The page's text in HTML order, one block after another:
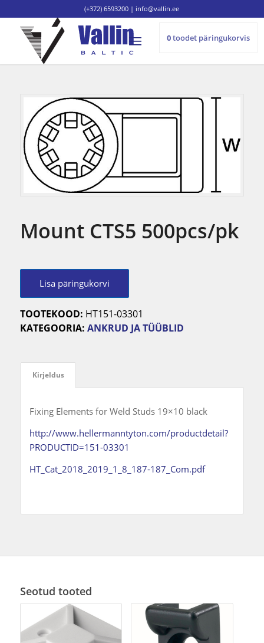
(+372) 6593200 | info@vallin.ee
0toodet päringukorvis
Mount CTS5 500pcs/pk
Lisa päringukorvi
TOOTEKOOD: HT151-03301
KATEGOORIA: ANKRUD JA TÜÜBLID
Kirjeldus
Fixing Elements for Weld Studs 19×10 black
http://www.hellermanntyton.com/productdetail?
PRODUCTID=151-03301
HT_Cat_2018_2019_1_8_187-187_Com.pdf
Seotud tooted